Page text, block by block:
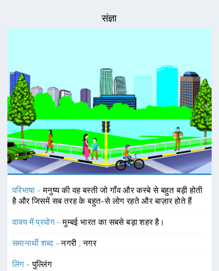
संज्ञा
परिभाषा -मनुष्य की वह बस्ती जो गाँव और कस्बे से बहुत बड़ी होती
है और जिसमें सब तरह के बहुत-से लोग रहते और बाज़ार होते हैं
वाक्य में प्रयोग -मुम्बई भारत का सबसे बड़ा शहर है।
समानार्थी शब्द -नगरी ,नगर
लिंग -पुल्लिंग